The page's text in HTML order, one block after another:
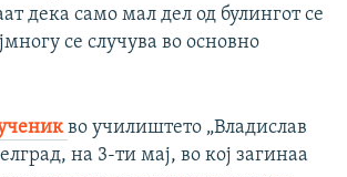
дека само мал дел од булингот се
се случува во основно
во училиштето „Владислав
на 3-ти мај, во кој загинаа